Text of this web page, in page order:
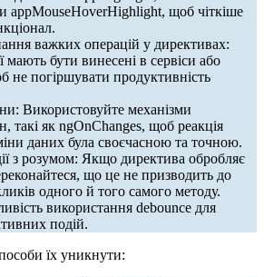
appMouseHoverHighlight, щоб чіткіше
важких операцій у директивах:
мають бути винесені в сервіси або
не погіршувати продуктивність
Використовуйте механізми
такі як ngOnChanges, щоб реакція
даних була своєчасною та точною.
з розумом: Якщо директива обробляє
що це не призводить до
одного й того самого методу.
використання debounce для
подій.
їх уникнути: